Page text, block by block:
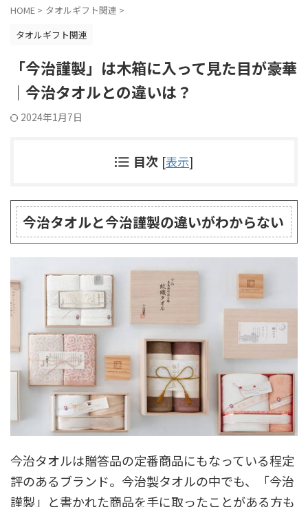
HOME > タオルギフト関連 >
タオルギフト関連
「今治謹製」は木箱に入って見た目が豪華
｜今治タオルとの違いは？
2024年1月7日
目次 [表示]
今治タオルと今治謹製の違いがわからない
今治タオルは贈答品の定番商品にもなっている程定
評のあるブランド。今治製タオルの中でも、「今治
謹製」と書かれた商品を手に取ったことがある方も